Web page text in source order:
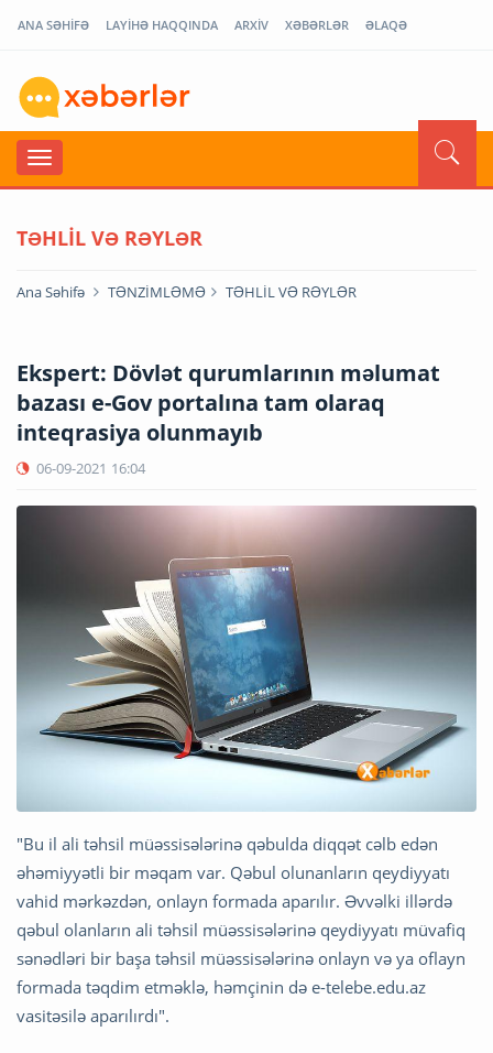
ANA SƏHİFƏ LAYİHƏ HAQQINDA ARXİV XƏBƏRLƏR ƏLAQƏ
TƏHLİL VƏ RƏYLƏR
Ana Səhifə TƏNZİMLƏMƏ TƏHLİL VƏ RƏYLƏR
Ekspert: Dövlət qurumlarının məlumat
bazası e-Gov portalına tam olaraq
inteqrasiya olunmayıb
06-09-2021 16:04
"Bu il ali təhsil müəssisələrinə qəbulda diqqət cəlb edən
əhəmiyyətli bir məqam var. Qəbul olunanların qeydiyyatı
vahid mərkəzdən, onlayn formada aparılır. Əvvəlki illərdə
qəbul olanların ali təhsil müəssisələrinə qeydiyyatı müvafiq
sənədləri bir başa təhsil müəssisələrinə onlayn və ya oflayn
formada təqdim etməklə, həmçinin də e-telebe.edu.az
vasitəsilə aparılırdı".